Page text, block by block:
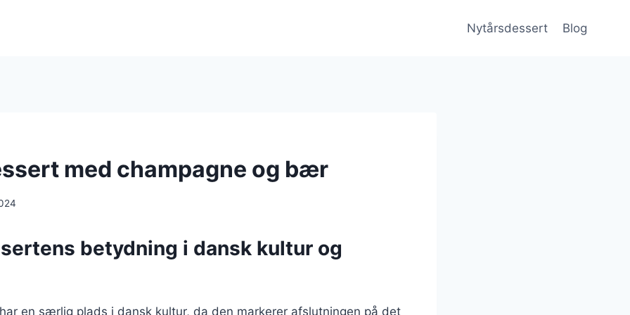
Nytårsdessert Blog
med champagne og bær
betydning i dansk kultur og
en særlig plads i dansk kultur, da den markerer afslutningen på det